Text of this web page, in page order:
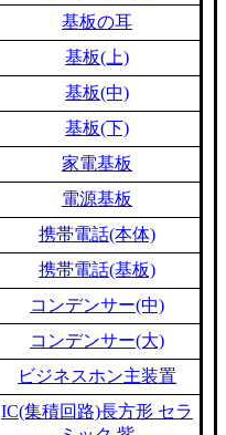
基板の耳
基板(上)
基板(中)
基板(下)
家電基板
電源基板
携帯電話(本体)
携帯電話(基板)
コンデンサー(中)
コンデンサー(大)
ビジネスホン主装置
IC(集積回路)長方形 セラ